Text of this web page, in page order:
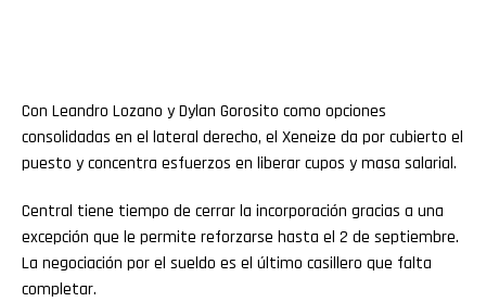
Con Leandro Lozano y Dylan Gorosito como opciones
consolidadas en el lateral derecho, el Xeneize da por cubierto el
puesto y concentra esfuerzos en liberar cupos y masa salarial.
Central tiene tiempo de cerrar la incorporación gracias a una
excepción que le permite reforzarse hasta el 2 de septiembre.
La negociación por el sueldo es el último casillero que falta
completar.